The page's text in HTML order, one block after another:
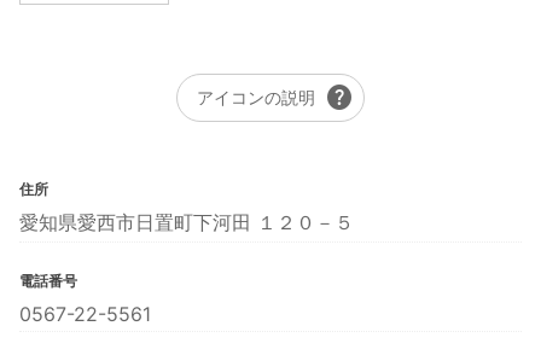
アイコンの説明 help
住所
愛知県愛西市日置町下河田 １２０－５
電話番号
0567-22-5561